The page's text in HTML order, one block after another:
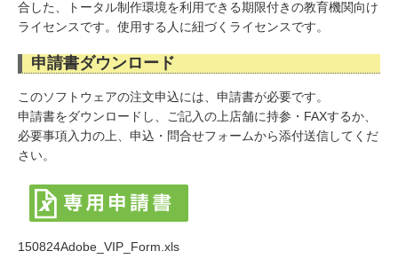
合した、トータル制作環境を利用できる期限付きの教育機関向け
ライセンスです。使用する人に紐づくライセンスです。
申請書ダウンロード
このソフトウェアの注文申込には、申請書が必要です。
申請書をダウンロードし、ご記入の上店舗に持参・FAXするか、
必要事項入力の上、申込・問合せフォームから添付送信してくだ
さい。
150824Adobe_VIP_Form.xls